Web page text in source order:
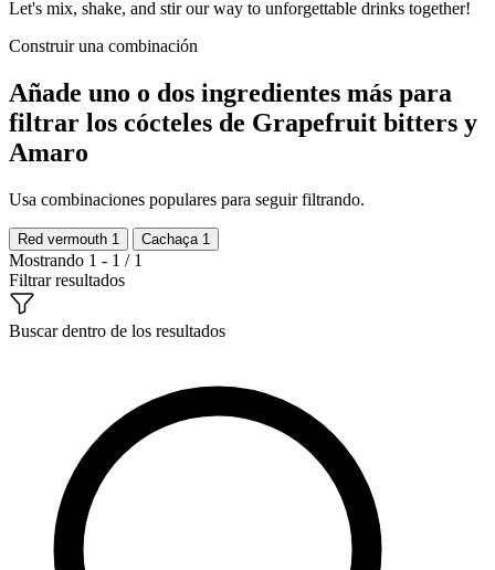
Let's mix, shake, and stir our way to unforgettable drinks together!
Construir una combinación
Añade uno o dos ingredientes más para
filtrar los cócteles de Grapefruit bitters y
Amaro
Usa combinaciones populares para seguir filtrando.
Red vermouth 1 Cachaça 1
Mostrando 1 - 1 / 1
Filtrar resultados
Buscar dentro de los resultados